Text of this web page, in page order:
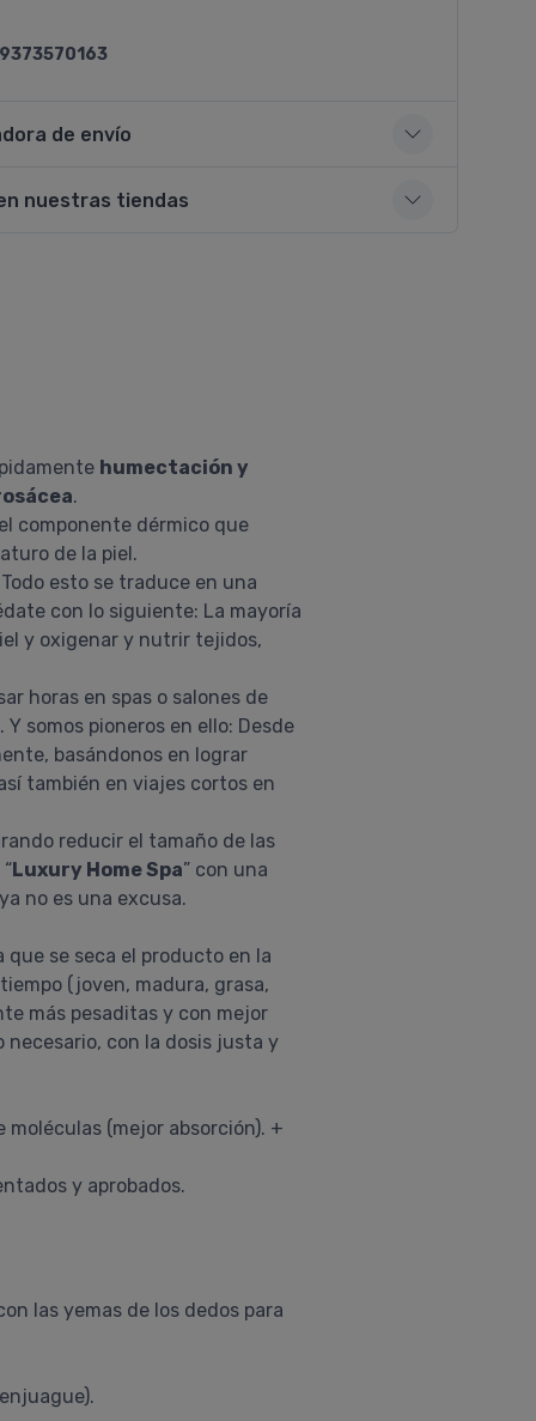
de envío
nuestras tiendas
humectación y
.
componente dérmico que
de la piel.
esto se traduce en una
con lo siguiente: La mayoría
y oxigenar y nutrir tejidos,
horas en spas o salones de
somos pioneros en ello: Desde
basándonos en lograr
también en viajes cortos en
reducir el tamaño de las
Luxury Home Spa” con una
no es una excusa.
que se seca el producto en la
(joven, madura, grasa,
más pesaditas y con mejor
con la dosis justa y
(mejor absorción). +
y aprobados.
las yemas de los dedos para